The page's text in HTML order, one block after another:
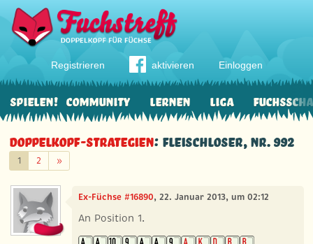
Registrieren aktivieren Einloggen
Community Lernen Liga
Spielen!
Doppelkopf-Strategien: Fleischloser, Nr. 992
1 2 »Weiter
Ex-Füchse #16890, 22. Januar 2013, um 02:12
An Position 1.